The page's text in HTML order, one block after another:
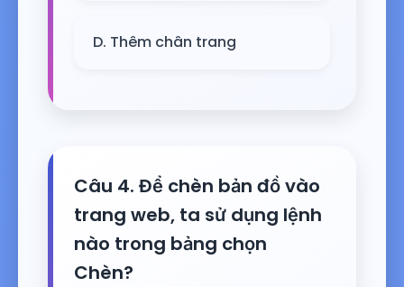
D. Thêm chân trang
Câu 4. Để chèn bản đồ vào
trang web, ta sử dụng lệnh
nào trong bảng chọn
Chèn?